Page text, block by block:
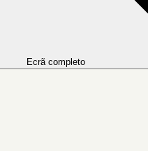
Ecrã completo